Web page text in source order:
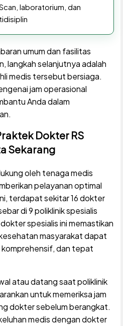
laboratorium, dan
umum dan fasilitas
langkah selanjutnya adalah
medis tersebut bersiaga.
jam operasional
Anda dalam
Dokter RS
Sekarang
oleh tenaga medis
pelayanan optimal
terdapat sekitar 16 dokter
di 9 poliklinik spesialis
spesialis ini memastikan
masyarakat dapat
dan tepat
atau datang saat poliklinik
untuk memeriksa jam
dokter sebelum berangkat.
medis dengan dokter